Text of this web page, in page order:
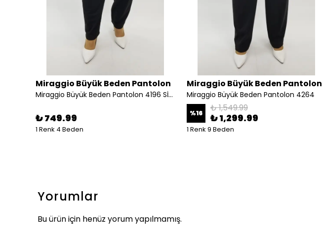
Miraggio Büyük Beden Pantolon
Miraggio Büyük Beden Pantolon 4196 SİYAH
₺ 749.99
1 Renk 4 Beden
Miraggio Büyük Beden Pantolon
Miraggio Büyük Beden Pantolon 4264
%16 ₺ 1,549.99
₺ 1,299.99
1 Renk 9 Beden
Yorumlar
Bu ürün için henüz yorum yapılmamış.